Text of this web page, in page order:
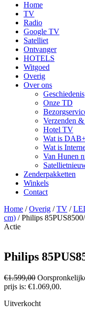
Home
TV
Radio
Google TV
Satelliet
Ontvanger
HOTELS
Witgoed
Overig
Over ons
Geschiedenis
Onze TD
Verzenden
Hotel TV
Wat is
Wat is
Van Hunen
Zenderpakketten
Winkels
Contact
Home /Overig /TV /
cm) / Philips
Actie
Philips
€1.599,00
prijs is: €1.069,00.
Uitverkocht